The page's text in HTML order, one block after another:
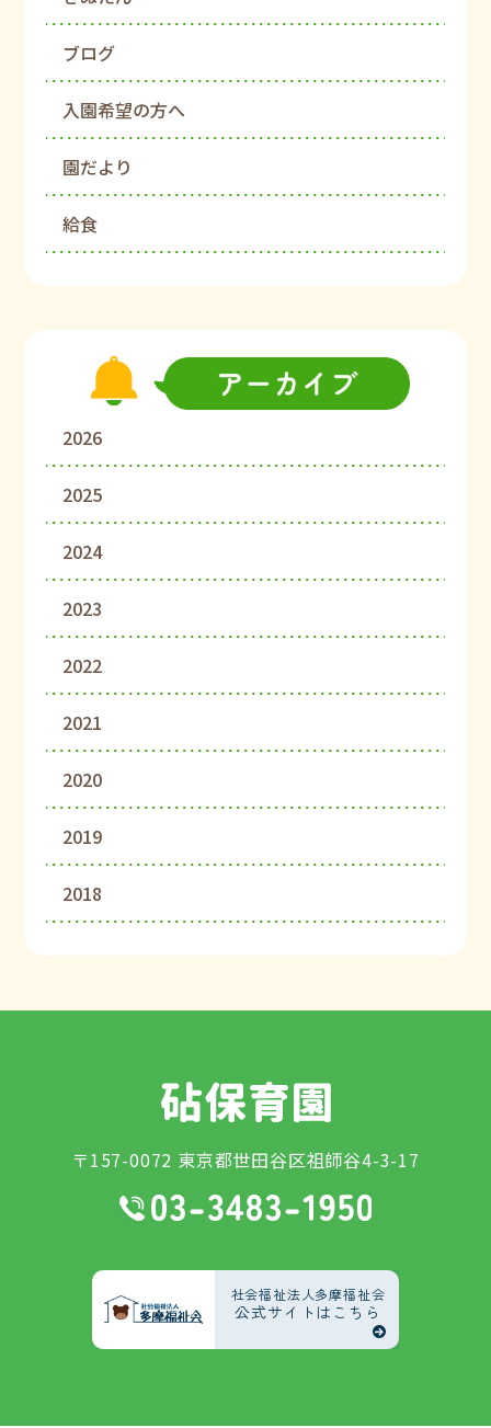
ブログ
入園希望の方へ
園だより
給食
2026
2025
2024
2023
2022
2021
2020
2019
2018
〒157-0072 東京都世田谷区祖師谷4-3-17
社会福祉法人多摩福祉会
公式サイトはこちら